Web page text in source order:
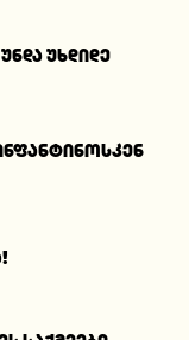
უხდიდე